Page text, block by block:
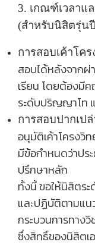
3. เกณฑ์เวลาแ
(สำหรับนิสิตรุ่น
การสอบเค้าโค
สอบได้หลังจากผ่
เรียน โดยต้องมี
ระดับปริญญาโท
การสอบปากเปล่
อนุมัติเค้าโครงวิ
มีข้อกำหนดว่าปร
ปรึกษาหลัก
ทั้งนี้ ขอให้นิสิตร
และปฏิบัติตามแน
กระบวนการทาง
ซึ่งสิทธิ์ของนิสิตเ